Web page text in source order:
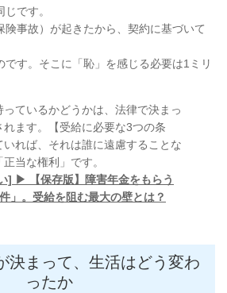
です。
険事故）が起きたから、契約に基づいて
です。そこに「恥」を感じる必要は1ミリ
っているかどうかは、法律で決まっ
れます。【受給に必要な3つの条
れば、それは誰に遠慮することな
当な権利」です。
] ▶ 【保存版】障害年金をもらう
」。受給を阻む最大の壁とは？
決まって、生活はどう変わ
ったか